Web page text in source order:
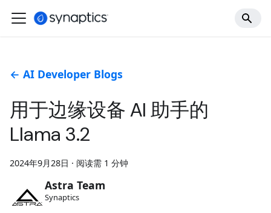
← AI Developer Blogs
用于边缘设备 AI 助手的
Llama 3.2
2024年9月28日 · 阅读需 1 分钟
Astra Team
Synaptics